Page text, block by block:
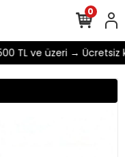
TL ve üzeri → Ücretsiz
0